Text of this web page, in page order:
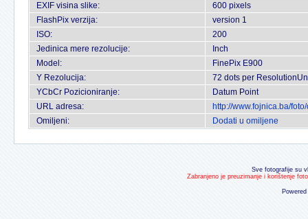
EXIF visina slike:
600 pixels
FlashPix verzija:
version 1
ISO:
200
Jedinica mere rezolucije:
Inch
Model:
FinePix E900
Y Rezolucija:
72 dots per
YCbCr Pozicioniranje:
Datum Point
URL adresa:
http://www.fojnica.ba/
Omiljeni:
Dodati u omiljene
Sve fotografije su
Zabranjeno je preuzimanje i korištenje